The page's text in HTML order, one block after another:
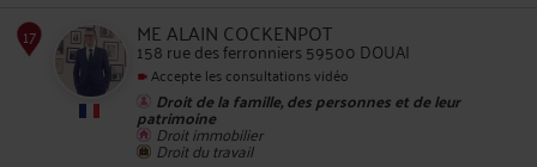
ME ALAIN COCKENPOT
158 rue des ferronniers 59500 DOUAI
Accepte les consultations vidéo
Droit de la famille, des personnes et de leur
patrimoine
Droit immobilier
Droit du travail